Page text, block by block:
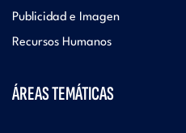
Publicidad e Imagen
Recursos Humanos
ÁREAS TEMÁTICAS